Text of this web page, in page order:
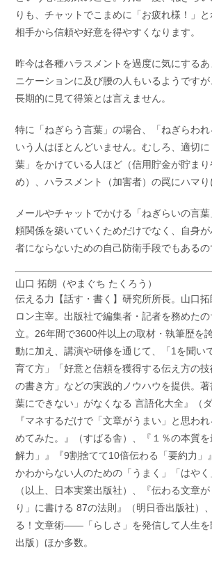
りも、チャットでこまめに「お疲れ様！」と
相手から信頼や好意を得やすくなります。
昨今は各種ハラスメントを過度に気にするあ
ニケーションに及び腰の人もいるようです
長期的に見て得策とは言えません。
特に「ねぎらう言葉」の場合、「ねぎらわれ
いう人はほとんどいません。むしろ、適切
葉」をかけている人ほど（信用貯金が貯まり
め）、ハラスメント（加害者）の罠にハマり
メールやチャットでかける「ねぎらいの言
頼関係を築いていくためだけでなく、自身
者にならないための自己防衛手段でもあるの
山口 拓朗（やまぐち たくろう）
伝える力【話す・書く】研究所所長。山口
ロン主宰。出版社で編集者・記者を務めた
立。26年間で3600件以上の取材・執筆歴を
動に加え、講演や研修を通じて、「1を聞い
育て方」「好意と信頼を獲得する伝え方の
の書き方」などの実践的ノウハウを提供。
葉にできない」がなくなる 言語化大全』（
『マネするだけで「文章がうまい」と思わ
めてみた。』（すばる舎）、『１％の本質
解力」』『9割捨てて10倍伝わる「要約力」
かわからない人のための「うまく」「はやく
（以上、日本実業出版社）、『伝わる文章
り」に書ける 87の法則』（明日香出版社）
る！文章術——「らしさ」を発信して人生を
出版）ほか多数。